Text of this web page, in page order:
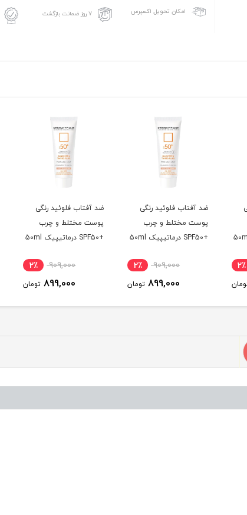
امکان تحویل اکسپرس ۷ روز ضمانت بازگشت
2٪
ضد آفتاب فلوئید رنگی
پوست مختلط و چرب
+SPF50 درماتیپیک 50ml
909,000 2٪
899,000 تومان
ضد آفتاب فلوئید رنگی
پوست مختلط و چرب
+SPF50 درماتیپیک 50ml
909,000 2٪
899,000 تومان